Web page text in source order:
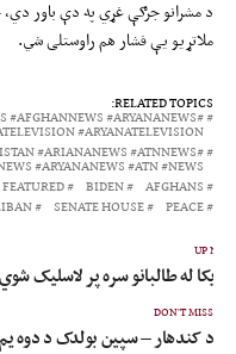
د مشرانو جرګې غړي په دې باور دي،
ملاتړیو یې فشار هم راوستلی شي.
RELATED TOPICS:
#AFGHANNEWS #ARYANANEWS
#ARYANATELEVISION
#ARIANANEWS #ATNNEWS
#ARYANANEWS #ATN #NEWS
AFGHANS
BIDEN
FEATURED
PEACE
SENATE HOUSE
UP
له طالبانو سره پر لاسلیک
DON'T MISS
د کندهار – سپین بولدک د دوه